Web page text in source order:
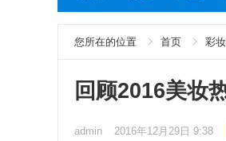
您所在的位置 首页 彩妆
回顾2016美妆
admin 2016年12月29日 9:38